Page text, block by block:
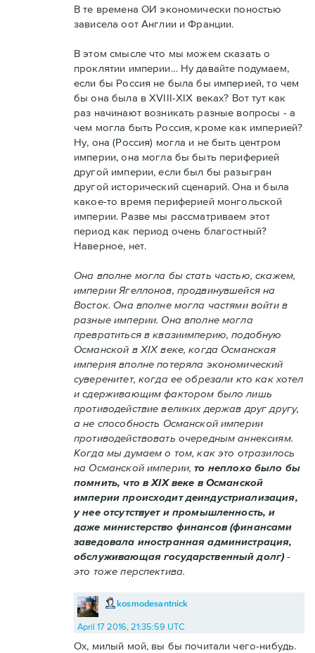
В те времена ОИ экономически поностью
зависела оот Англии и Франции.
В этом смысле что мы можем сказать о
проклятии империи… Ну давайте подумаем,
если бы Россия не была бы империей, то чем
бы она была в XVIII-XIX веках? Вот тут как
раз начинают возникать разные вопросы - а
чем могла быть Россия, кроме как империей?
Ну, она (Россия) могла и не быть центром
империи, она могла бы быть периферией
другой империи, если был бы разыгран
другой исторический сценарий. Она и была
какое-то время периферией монгольской
империи. Разве мы рассматриваем этот
период как период очень благостный?
Наверное, нет.
Она вполне могла бы стать частью, скажем,
империи Ягеллонов, продвинувшейся на
Восток. Она вполне могла частями войти в
разные империи. Она вполне могла
превратиться в квазиимперию, подобную
Османской в XIX веке, когда Османская
империя вполне потеряла экономический
суверенитет, когда ее обрезали кто как хотел
и сдерживающим фактором было лишь
противодействие великих держав друг другу,
а не способность Османской империи
противодействовать очередным аннексиям.
Когда мы думаем о том, как это отразилось
на Османской империи,то неплохо было бы
помнить, что в XIX веке в Османской
империи происходит деиндустриализация,
у нее отсутствует и промышленность, и
даже министерство финансов (финансами
заведовала иностранная администрация,
обслуживающая государственный долг)-
это тоже перспектива.
kosmodesantnick
April 17 2016, 21:35:59 UTC
Ох, милый мой, вы бы почитали чего-нибудь.